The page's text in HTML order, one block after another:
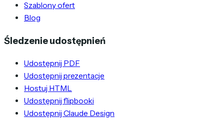
Szablony ofert
Blog
Śledzenie udostępnień
Udostępnij PDF
Udostępnij prezentacje
Hostuj HTML
Udostępnij flipbooki
Udostępnij Claude Design